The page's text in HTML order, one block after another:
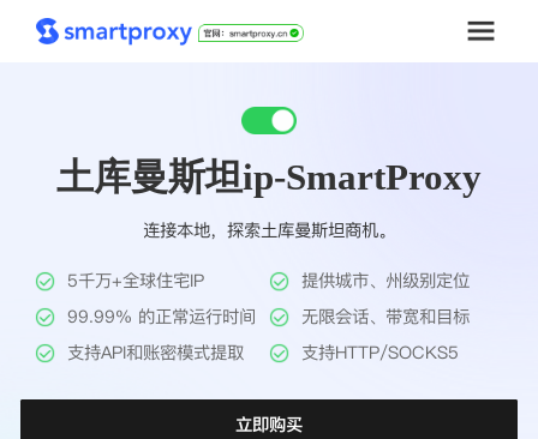
套餐购买
工具
帮助中心
土库曼斯坦ip-SmartProxy
连接本地，探索土库曼斯坦商机。
5千万+全球住宅IP
提供城市、州级别定位
99.99% 的正常运行时间
无限会话、带宽和目标
支持API和账密模式提取
支持HTTP/SOCKS5
立即购买